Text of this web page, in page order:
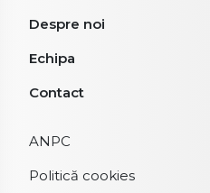
Despre noi
Echipa
Contact
ANPC
Politică cookies